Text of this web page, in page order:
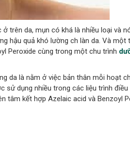
trên da, mụn có khá là nhiều loại và
hậu quả khó lường ch làn da. Và một
Peroxide cùng trong một chu trình
da là nằm ở việc bản thân mỗi hoạt
sử dụng nhiều trong các liệu trình
tâm kết hợp Azelaic acid và Benzoyl